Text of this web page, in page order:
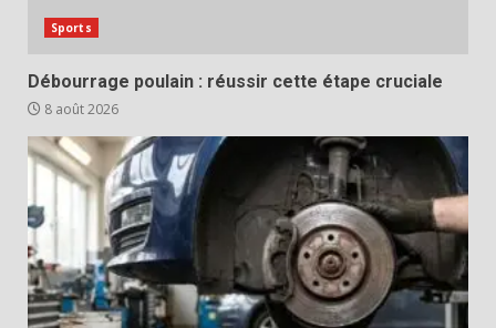
Sports
Débourrage poulain : réussir cette étape cruciale
8 août 2026